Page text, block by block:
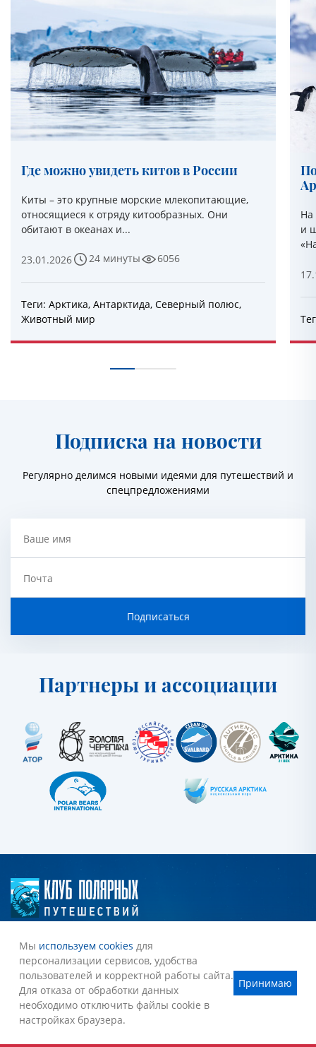
Где можно увидеть китов в России
Киты – это крупные морские млекопитающие,
относящиеся к отряду китообразных. Они
обитают в океанах и...
23.01.2026 24 минуты 6056
Теги: Арктика, Антарктида, Северный полюс,
Животный мир
На
и
Подписка на новости
Регулярно делимся новыми идеями для путешествий и
спецпредложениями
Ваше имя
Почта
Подписаться
Партнеры и ассоциации
Наши награды
Наши маршруты
Антарктида
Арктика
Путешественникам
Русскоязычные группы
Мы используем cookies для
персонализации сервисов, удобства
пользователей и корректной работы сайта.
Для отказа от обработки данных
необходимо отключить файлы cookie в
настройках браузера.
Принимаю